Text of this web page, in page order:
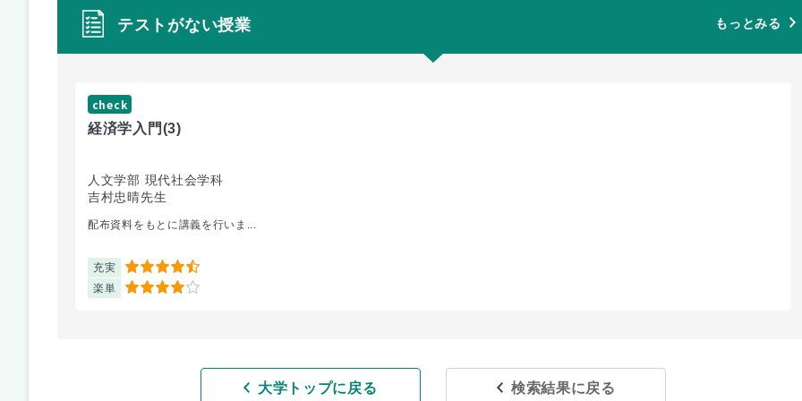
テストがない授業 もっとみる
check
経済学入門(3)
人文学部 現代社会学科
吉村忠晴先生
配布資料をもとに講義を行いま...
充実 4.5
楽単 4
大学トップに戻る 検索結果に戻る